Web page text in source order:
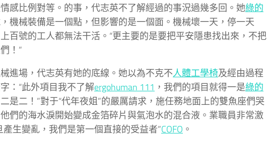
感比例對等。的事，代志英不了解經過的事況過幾多回。她綠的
機械裝備是一個點，但影響的是一個面。機械壞一天，停一天
百號的工人都無法干活。“更主要的是要把平安隱患找出來，不把
！”
進場，代志英有她的底線。她以為不克不人體工學椅及經由過程
：“此外項目我不了解ergohuman 111 ，我們的項目就得一是綠的
是二！”對于“代年夜姐”的嚴厲請求，施任務地面上的雙魚座們哭
們的海水淚開始變成金箔碎片與氣泡水的混合液。業職員非常激
產生變亂，我們是第一個直接的受益者”COFO 。